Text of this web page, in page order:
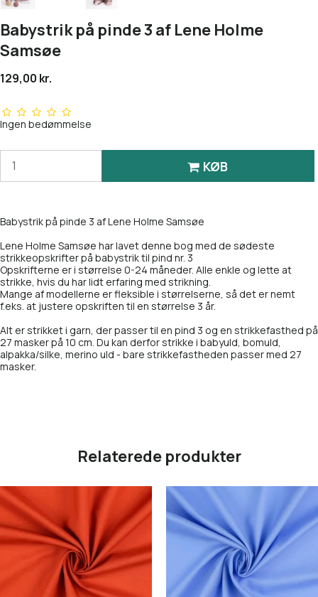
Babystrik på pinde 3 af Lene Holme
Samsøe
129,00 kr.
Ingen bedømmelse
KØB
Babystrik på pinde 3 af Lene Holme Samsøe
Lene Holme Samsøe har lavet denne bog med de sødeste
strikkeopskrifter på babystrik til pind nr. 3
Opskrifterne er i størrelse 0-24 måneder. Alle enkle og lette at
strikke, hvis du har lidt erfaring med strikning.
Mange af modellerne er fleksible i størrelserne, så det er nemt
f.eks. at justere opskriften til en størrelse 3 år.
Alt er strikket i garn, der passer til en pind 3 og en strikkefasthed på
27 masker på 10 cm. Du kan derfor strikke i babyuld, bomuld,
alpakka/silke, merino uld - bare strikkefastheden passer med 27
masker.
Relaterede produkter